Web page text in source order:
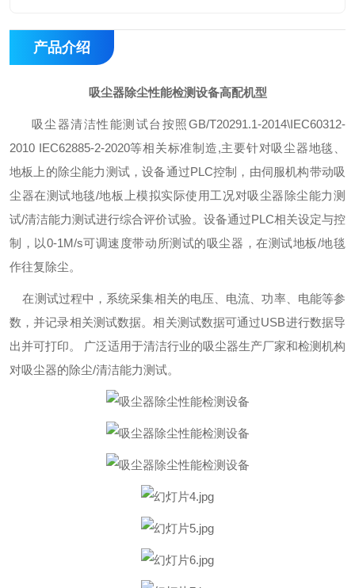
产品介绍
吸尘器除尘性能检测设备高配机型
吸尘器清洁性能测试台按照GB/T20291.1-2014\IEC60312-
2010 IEC62885-2-2020等相关标准制造,主要针对吸尘器地毯、
地板上的除尘能力测试，设备通过PLC控制，由伺服机构带动吸
尘器在测试地毯/地板上模拟实际使用工况对吸尘器除尘能力测
试/清洁能力测试进行综合评价试验。设备通过PLC相关设定与控
制，以0-1M/s可调速度带动所测试的吸尘器，在测试地板/地毯
作往复除尘。
在测试过程中，系统采集相关的电压、电流、功率、电能等参
数，并记录相关测试数据。相关测试数据可通过USB进行数据导
出并可打印。 广泛适用于清洁行业的吸尘器生产厂家和检测机构
对吸尘器的除尘/清洁能力测试。